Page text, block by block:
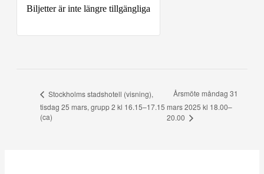
Biljetter är inte längre tillgängliga
Stockholms stadshotell (visning),
tisdag 25 mars, grupp 2 kl 16.15–17.15
(ca)
Årsmöte måndag 31
mars 2025 kl 18.00–
20.00